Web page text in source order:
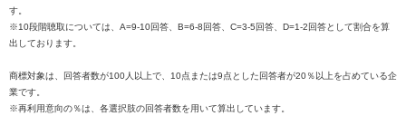
す。
※10段階聴取については、A=9-10回答、B=6-8回答、C=3-5回答、D=1-2回答として割合を算
出しております。
商標対象は、回答者数が100人以上で、10点または9点とした回答者が20％以上を占めている企
業です。
※再利用意向の％は、各選択肢の回答者数を用いて算出しています。